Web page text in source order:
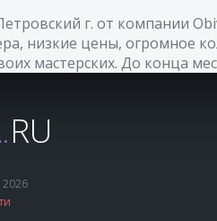
г. от компании
низкие цены, огромное
мастерских. До конца
RU